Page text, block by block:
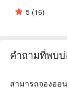
5 (16)
คำถามที่พบ
สามารถจองออ